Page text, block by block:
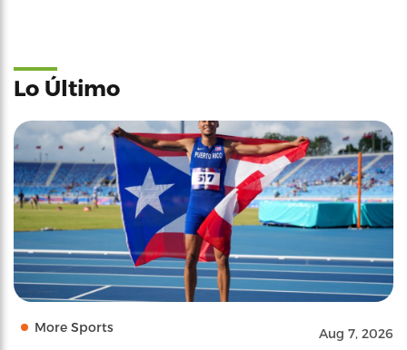
Lo Último
More Sports Aug 7, 2026